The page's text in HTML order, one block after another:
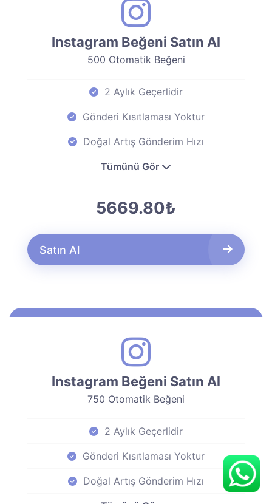
Instagram Beğeni Satın Al
500 Otomatik Beğeni
2 Aylık Geçerlidir
Gönderi Kısıtlaması Yoktur
Doğal Artış Gönderim Hızı
Tümünü Gör
5669.80₺
Satın Al
Instagram Beğeni Satın Al
750 Otomatik Beğeni
2 Aylık Geçerlidir
Gönderi Kısıtlaması Yoktur
Doğal Artış Gönderim Hızı